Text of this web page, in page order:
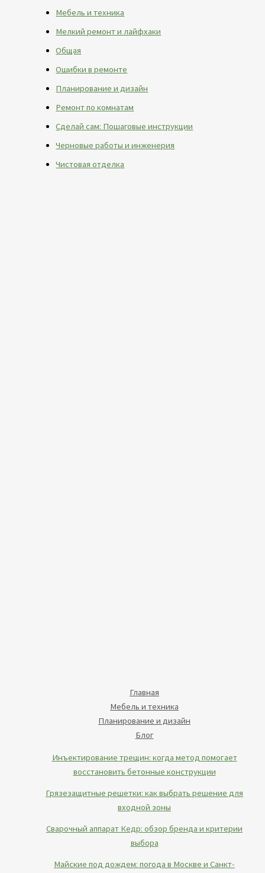
Мебель и техника
Мелкий ремонт и лайфхаки
Общая
Ошибки в ремонте
Планирование и дизайн
Ремонт по комнатам
Сделай сам: Пошаговые инструкции
Черновые работы и инженерия
Чистовая отделка
Главная
Мебель и техника
Планирование и дизайн
Блог
Инъектирование трещин: когда метод помогает
восстановить бетонные конструкции
Грязезащитные решетки: как выбрать решение для
входной зоны
Сварочный аппарат Кедр: обзор бренда и критерии
выбора
Майские под дождем: погода в Москве и Санкт-